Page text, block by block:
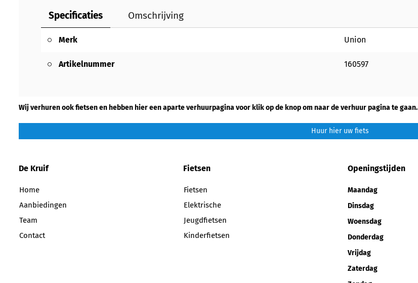
Specificaties Omschrijving
Merk Union
Artikelnummer 160597
Wij verhuren ook fietsen en hebben hier een aparte verhuurpagina voor klik op de knop om naar de verhuur pagina te gaan.
Huur hier uw fiets
De Kruif
Home
Aanbiedingen
Team
Contact
Fietsen
Fietsen
Elektrische
Jeugdfietsen
Kinderfietsen
Openingstijden
Maandag
Dinsdag
Woensdag
Donderdag
Vrijdag
Zaterdag